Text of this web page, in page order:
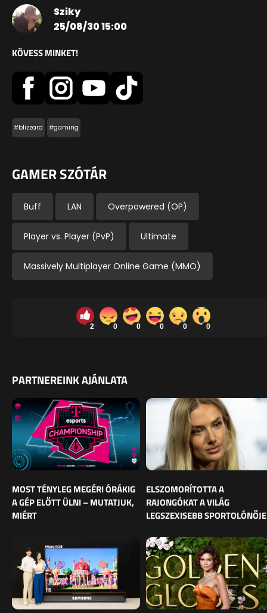
Sziky
25/08/30 15:00
KÖVESS MINKET!
#blizzard #gaming
GAMER SZÓTÁR
Buff LAN Overpowered (OP)
Player vs. Player (PvP) Ultimate
Massively Multiplayer Online Game (MMO)
2 0 0 0 0 0
PARTNEREINK AJÁNLATA
MOST TÉNYLEG MEGÉRI ÓRÁKIG
A GÉP ELŐTT ÜLNI – MUTATJUK,
MIÉRT
ELSZOMORÍTOTTA A
RAJONGÓKAT A VILÁG
LEGSZEXISEBB SPORTOLÓNŐJE